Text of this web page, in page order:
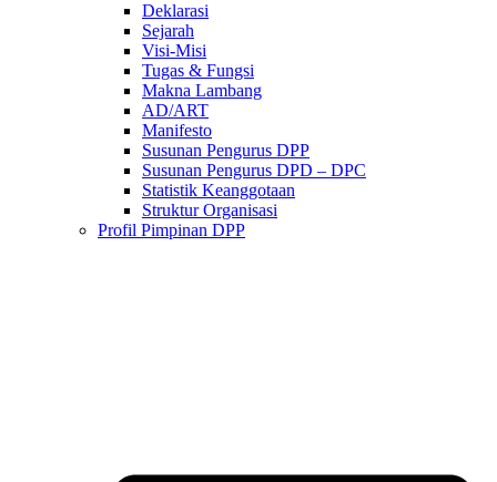
Deklarasi
Sejarah
Visi-Misi
Tugas & Fungsi
Makna Lambang
AD/ART
Manifesto
Susunan Pengurus DPP
Susunan Pengurus DPD – DPC​
Statistik Keanggotaan
Struktur Organisasi
Profil Pimpinan DPP